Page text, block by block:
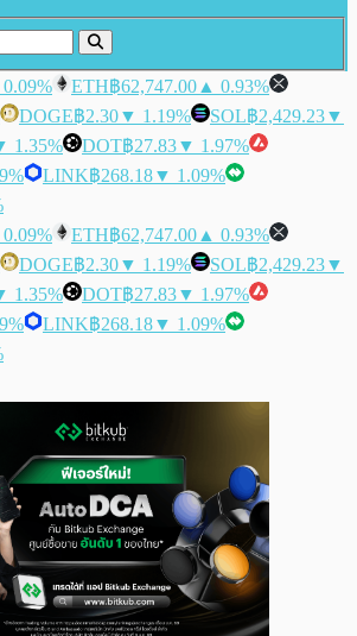
ETH฿62,747.00 ▲ 0.93%
DOGE฿2.30▼ 1.19% SOL฿2,429.23▼
1.35% DOT฿27.83▼ 1.97%
LINK฿268.18▼ 1.09%
ETH฿62,747.00 ▲ 0.93%
DOGE฿2.30▼ 1.19% SOL฿2,429.23▼
1.35% DOT฿27.83▼ 1.97%
LINK฿268.18▼ 1.09%